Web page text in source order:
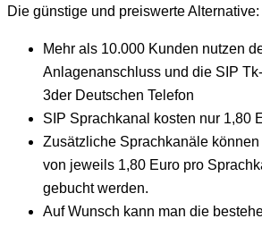
Die günstige und preiswerte Alternative:
Mehr als 10.000 Kunden nutzen
Anlagenanschluss und die SIP
3der Deutschen Telefon
SIP Sprachkanal kosten nur 1,80
Zusätzliche Sprachkanäle
von jeweils 1,80 Euro pro
gebucht werden.
Auf Wunsch kann man die